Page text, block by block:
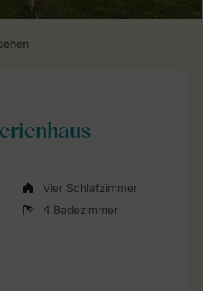
Vier Schlafzimmer
4 Badezimmer